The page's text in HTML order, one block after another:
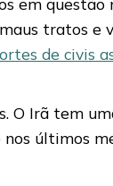
tratos e
de civis
O Irã tem
últimos